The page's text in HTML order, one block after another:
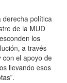
derecha política
de la MUD
los
a través
con el apoyo de
llevando esos